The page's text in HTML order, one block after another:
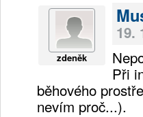
zdeněk
19.
Při
běhového
nevím proč...).